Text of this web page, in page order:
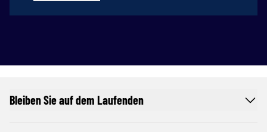
Bleiben Sie auf dem Laufenden